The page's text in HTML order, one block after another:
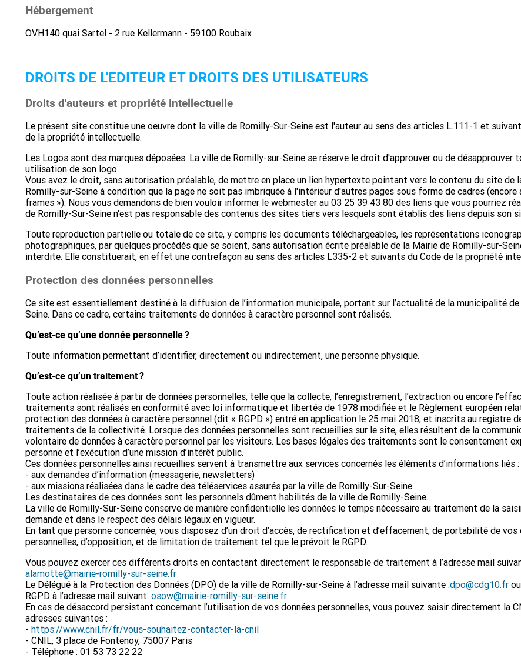
Hébergement
OVH140 quai Sartel - 2 rue Kellermann - 59100 Roubaix
DROITS DE L'EDITEUR ET DROITS DES UTILISATEURS
Droits d'auteurs et propriété intellectuelle
Le présent site constitue une oeuvre dont la ville de Romilly-Sur-Seine est l'auteur au sens des articles L.111-1 et
de la propriété intellectuelle.
Les Logos sont des marques déposées. La ville de Romilly-sur-Seine se réserve le droit d'approuver ou de désapprouver
utilisation de son logo.
Vous avez le droit, sans autorisation préalable, de mettre en place un lien hypertexte pointant vers le contenu du site de
Romilly-sur-Seine à condition que la page ne soit pas imbriquée à l'intérieur d'autres pages sous forme de cadres (encore
frames »). Nous vous demandons de bien vouloir informer le webmester au 03 25 39 43 80 des liens que vous pourriez
de Romilly-Sur-Seine n'est pas responsable des contenus des sites tiers vers lesquels sont établis des liens depuis son
Toute reproduction partielle ou totale de ce site, y compris les documents téléchargeables, les représentations
photographiques, par quelques procédés que se soient, sans autorisation écrite préalable de la Mairie de Romilly-sur-
interdite. Elle constituerait, en effet une contrefaçon au sens des articles L335-2 et suivants du Code de la propriété
Protection des données personnelles
Ce site est essentiellement destiné à la diffusion de l’information municipale, portant sur l’actualité de la municipalité
Seine. Dans ce cadre, certains traitements de données à caractère personnel sont réalisés.
Qu’est-ce qu’une donnée personnelle ?
Toute information permettant d’identifier, directement ou indirectement, une personne physique.
Qu’est-ce qu’un traitement ?
Toute action réalisée à partir de données personnelles, telle que la collecte, l’enregistrement, l’extraction ou encore
traitements sont réalisés en conformité avec loi informatique et libertés de 1978 modifiée et le Règlement européen
protection des données à caractère personnel (dit « RGPD ») entré en application le 25 mai 2018, et inscrits au registre
traitements de la collectivité. Lorsque des données personnelles sont recueillies sur le site, elles résultent de la
volontaire de données à caractère personnel par les visiteurs. Les bases légales des traitements sont le consentement
personne et l’exécution d’une mission d’intérêt public.
Ces données personnelles ainsi recueillies servent à transmettre aux services concernés les éléments d’informations liés :
- aux demandes d’information (messagerie, newsletters)
- aux missions réalisées dans le cadre des téléservices assurés par la ville de Romilly-Sur-Seine.
Les destinataires de ces données sont les personnels dûment habilités de la ville de Romilly-Seine.
La ville de Romilly-Sur-Seine conserve de manière confidentielle les données le temps nécessaire au traitement de la
demande et dans le respect des délais légaux en vigueur.
En tant que personne concernée, vous disposez d’un droit d’accès, de rectification et d’effacement, de portabilité de vos
personnelles, d’opposition, et de limitation de traitement tel que le prévoit le RGPD.
Vous pouvez exercer ces différents droits en contactant directement le responsable de traitement à l’adresse mail
alamotte@mairie-romilly-sur-seine.fr
Le Délégué à la Protection des Données (DPO) de la ville de Romilly-sur-Seine à l’adresse mail suivante :dpo@cdg10.fr
RGPD à l’adresse mail suivant: osow@mairie-romilly-sur-seine.fr
En cas de désaccord persistant concernant l’utilisation de vos données personnelles, vous pouvez saisir directement la
adresses suivantes :
- https://www.cnil.fr/fr/vous-souhaitez-contacter-la-cnil
- CNIL, 3 place de Fontenoy, 75007 Paris
- Téléphone : 01 53 73 22 22